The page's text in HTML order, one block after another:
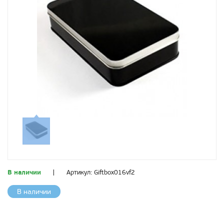
В наличии Артикул: Giftbox016vf2
В наличии